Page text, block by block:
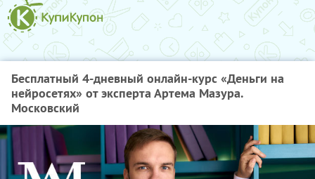
Бесплатный 4-дневный онлайн-курс «Деньги на
нейросетях» от эксперта Артема Мазура.
Московский